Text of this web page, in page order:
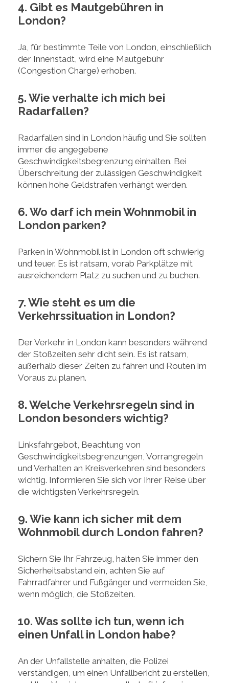
4. Gibt es Mautgebühren in
London?
Ja, für bestimmte Teile von London, einschließlich
der Innenstadt, wird eine Mautgebühr
(Congestion Charge) erhoben.
5. Wie verhalte ich mich bei
Radarfallen?
Radarfallen sind in London häufig und Sie sollten
immer die angegebene
Geschwindigkeitsbegrenzung einhalten. Bei
Überschreitung der zulässigen Geschwindigkeit
können hohe Geldstrafen verhängt werden.
6. Wo darf ich mein Wohnmobil in
London parken?
Parken in Wohnmobil ist in London oft schwierig
und teuer. Es ist ratsam, vorab Parkplätze mit
ausreichendem Platz zu suchen und zu buchen.
7. Wie steht es um die
Verkehrssituation in London?
Der Verkehr in London kann besonders während
der Stoßzeiten sehr dicht sein. Es ist ratsam,
außerhalb dieser Zeiten zu fahren und Routen im
Voraus zu planen.
8. Welche Verkehrsregeln sind in
London besonders wichtig?
Linksfahrgebot, Beachtung von
Geschwindigkeitsbegrenzungen, Vorrangregeln
und Verhalten an Kreisverkehren sind besonders
wichtig. Informieren Sie sich vor Ihrer Reise über
die wichtigsten Verkehrsregeln.
9. Wie kann ich sicher mit dem
Wohnmobil durch London fahren?
Sichern Sie Ihr Fahrzeug, halten Sie immer den
Sicherheitsabstand ein, achten Sie auf
Fahrradfahrer und Fußgänger und vermeiden Sie,
wenn möglich, die Stoßzeiten.
10. Was sollte ich tun, wenn ich
einen Unfall in London habe?
An der Unfallstelle anhalten, die Polizei
verständigen, um einen Unfallbericht zu erstellen,